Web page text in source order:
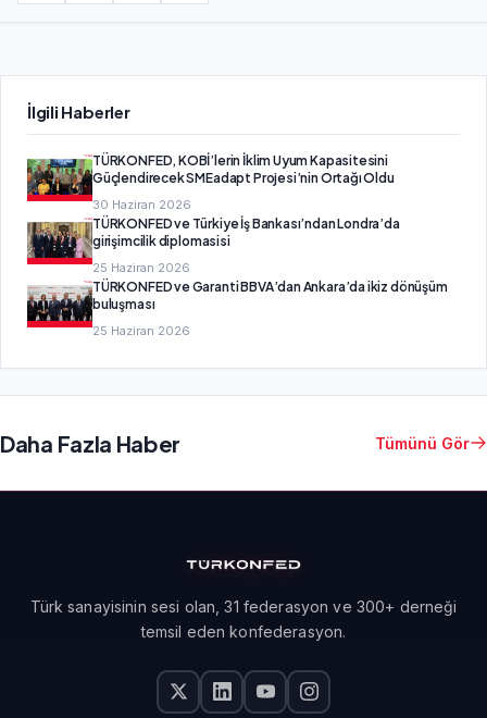
İlgili Haberler
TÜRKONFED, KOBİ’lerin İklim Uyum Kapasitesini
Güçlendirecek SMEadapt Projesi’nin Ortağı Oldu
30 Haziran 2026
TÜRKONFED ve Türkiye İş Bankası’ndan Londra’da
girişimcilik diplomasisi
25 Haziran 2026
TÜRKONFED ve Garanti BBVA’dan Ankara’da ikiz dönüşüm
buluşması
25 Haziran 2026
Daha Fazla Haber Tümünü Gör
Türk sanayisinin sesi olan, 31 federasyon ve 300+ derneği
temsil eden konfederasyon.